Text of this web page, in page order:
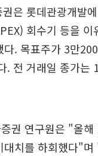
은 롯데관광개발
회수기 등을 이
다. 목표주가 3만
. 전 거래일 종가는
권 연구원은 "올해
대치를 하회했다"